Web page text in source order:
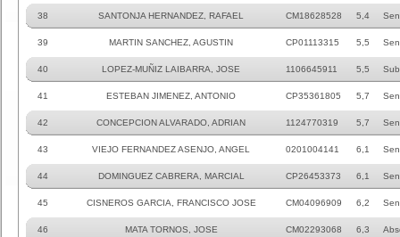
38 SANTONJA HERNANDEZ, RAFAEL CM18628528 5,4
39 MARTIN SANCHEZ, AGUSTIN CP01113315 5,5
40 LOPEZ-MUÑIZ LAIBARRA, JOSE 1106645911 5,5
41 ESTEBAN JIMENEZ, ANTONIO CP35361805 5,7
42 CONCEPCION ALVARADO, ADRIAN 1124770319 5,7
43 VIEJO FERNANDEZ ASENJO, ANGEL 0201004141 6,1
44 DOMINGUEZ CABRERA, MARCIAL CP26453373 6,1
45 CISNEROS GARCIA, FRANCISCO JOSE CM04096909 6,2
46 MATA TORNOS, JOSE CM02293068 6,3